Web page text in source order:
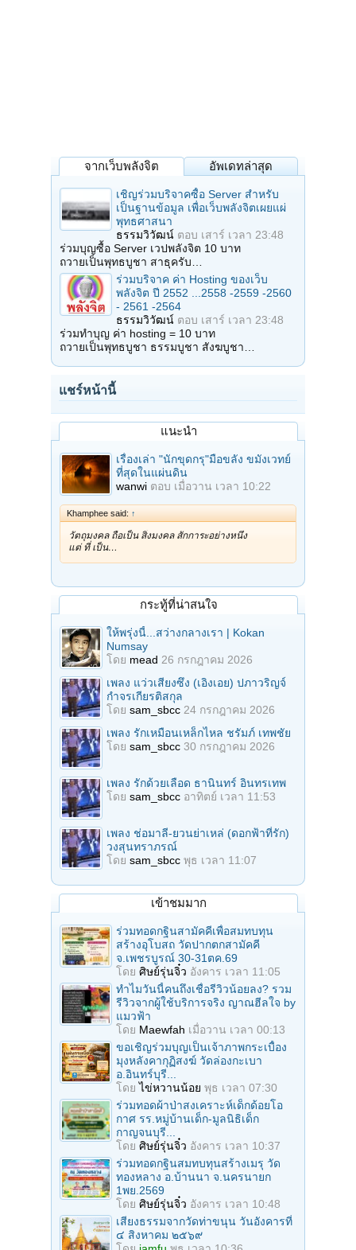
จากเว็บพลังจิต อัพเดทล่าสุด
เชิญร่วมบริจาคซื้อ Server สำหรับ
เป็นฐานข้อมูล เพื่อเว็บพลังจิตเผยแผ่
พุทธศาสนา
ธรรมวิวัฒน์ ตอบ เสาร์ เวลา 23:48
ร่วมบุญซื้อ Server เวปพลังจิต 10 บาท
ถวายเป็นพุทธบูชา สาธุครับ…
ร่วมบริจาค ค่า Hosting ของเว็บ
พลังจิต ปี 2552 ...2558 -2559 -2560
- 2561 -2564
ธรรมวิวัฒน์ ตอบ เสาร์ เวลา 23:48
ร่วมทำบุญ ค่า hosting = 10 บาท
ถวายเป็นพุทธบูชา ธรรมบูชา สังฆบูชา…
แชร์หน้านี้
แนะนำ
เรื่องเล่า "นักขุดกรุ"มือขลัง ขมังเวทย์
ที่สุดในแผ่นดิน
wanwi ตอบ เมื่อวาน เวลา 10:22
Khamphee said: ↑
วัตถุมงคล ถือเป็น สิ่งมงคล สักการะอย่างหนึ่ง
แต่ ที่ เป็น…
กระทู้ที่น่าสนใจ
ให้พรุ่งนี้...สว่างกลางเรา | Kokan
Numsay
โดย mead 26 กรกฎาคม 2026
เพลง แว่วเสียงซึง (เอิงเอย) ปภาวริญจ์
กำจรเกียรติสกุล
โดย sam_sbcc 24 กรกฎาคม 2026
เพลง รักเหมือนเหล็กไหล ชรัมภ์ เทพชัย
โดย sam_sbcc 30 กรกฎาคม 2026
เพลง รักด้วยเลือด ธานินทร์ อินทรเทพ
โดย sam_sbcc อาทิตย์ เวลา 11:53
เพลง ช่อมาลี-ยวนย่าเหล่ (ดอกฟ้าที่รัก)
วงสุนทราภรณ์
โดย sam_sbcc พุธ เวลา 11:07
เข้าชมมาก
ร่วมทอดกฐินสามัคคีเพื่อสมทบทุน
สร้างอุโบสถ วัดปากตกสามัคคี
จ.เพชรบูรณ์ 30-31ตค.69
โดย ศิษย์รุ่นจิ๋ว อังคาร เวลา 11:05
ทำไมวันนี้คนถึงเชื่อรีวิวน้อยลง? รวม
รีวิวจากผู้ใช้บริการจริง ญาณฮีลใจ by
แมวฟ้า
โดย Maewfah เมื่อวาน เวลา 00:13
ขอเชิญร่วมบุญเป็นเจ้าภาพกระเบื้อง
มุงหลังคากุฏิสงฆ์ วัดล่องกะเบา
อ.อินทร์บุรี...
โดยไข่หวานน้อย พุธ เวลา 07:30
ร่วมทอดผ้าป่าสงเคราะห์เด็กด้อยโอ
กาศ รร.หมู่บ้านเด็ก-มูลนิธิเด็ก
กาญจนบุรี...
โดย ศิษย์รุ่นจิ๋ว อังคาร เวลา 10:37
ร่วมทอดกฐินสมทบทุนสร้างเมรุ วัด
ทองหลาง อ.บ้านนา จ.นครนายก
1พย.2569
โดย ศิษย์รุ่นจิ๋ว อังคาร เวลา 10:48
เสียงธรรมจากวัดท่าขนุน วันอังคารที่
๔ สิงหาคม ๒๕๖๙